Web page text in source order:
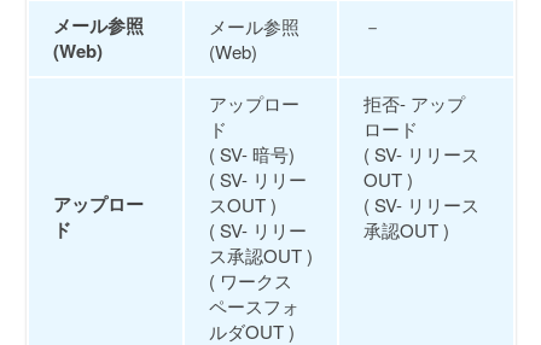
メール参照
(Web)
メール参照
(Web)
－
アップロー
ド
アップロー
ド
( SV- 暗号)
( SV- リリー
スOUT )
( SV- リリー
ス承認OUT )
( ワークス
ペースフォ
ルダOUT )
拒否- アップ
ロード
( SV- リリース
OUT )
( SV- リリース
承認OUT )